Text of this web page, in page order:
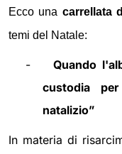
Ecco una carrellata
temi del Natale:
-
Quando
custodia
natalizio”
In materia di